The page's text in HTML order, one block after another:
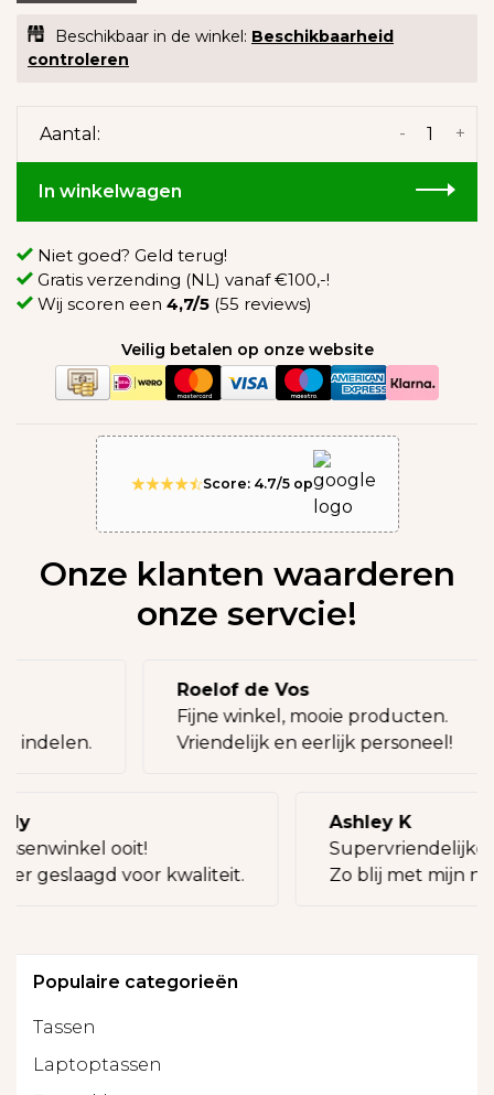
Beschikbaar in de winkel: Beschikbaarheid
controleren
Aantal: +
-
In winkelwagen
Niet goed? Geld terug!
Gratis verzending (NL) vanaf €100,-!
Wij scoren een 4,7/5 (55 reviews)
Veilig betalen op onze website
Score: 4.7/5 op
Onze klanten waarderen
onze servcie!
indelen.
Roelof de Vos
Fijne winkel, mooie producten.
Vriendelijk en eerlijk personeel!
ooit!
geslaagd voor kwaliteit.
Ashley K
Supervriendelijke
Zo blij met mijn
Populaire categorieën
Tassen
Laptoptassen